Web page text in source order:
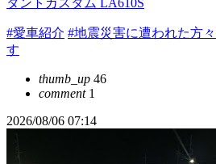
タントカスタム LA610S
#愛車紹介 #地震災害に遭われた方
す
thumb_up 46
comment1
2026/08/06 07:14